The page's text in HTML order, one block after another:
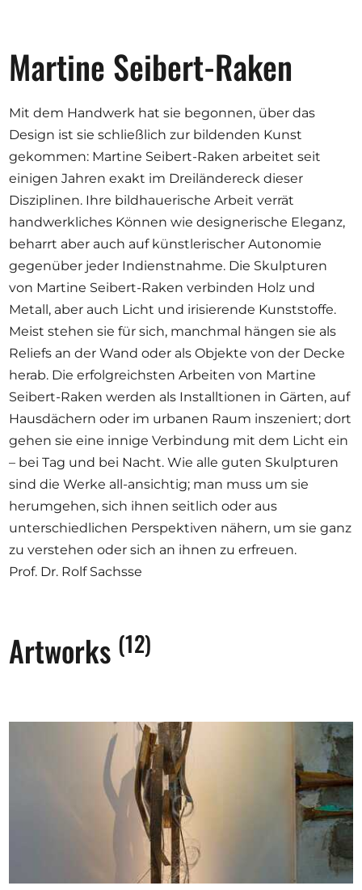
Become a member
Artists
About us
Donate
Help
Contact
Martine Seibert-Raken
Mit dem Handwerk hat sie begonnen, über das
Design ist sie schließlich zur bildenden Kunst
gekommen: Martine Seibert-Raken arbeitet seit
einigen Jahren exakt im Dreiländereck dieser
Disziplinen. Ihre bildhauerische Arbeit verrät
handwerkliches Können wie designerische Eleganz,
beharrt aber auch auf künstlerischer Autonomie
gegenüber jeder Indienstnahme. Die Skulpturen
von Martine Seibert-Raken verbinden Holz und
Metall, aber auch Licht und irisierende Kunststoffe.
Meist stehen sie für sich, manchmal hängen sie als
Reliefs an der Wand oder als Objekte von der Decke
herab. Die erfolgreichsten Arbeiten von Martine
Seibert-Raken werden als Installtionen in Gärten, auf
Hausdächern oder im urbanen Raum inszeniert; dort
gehen sie eine innige Verbindung mit dem Licht ein
– bei Tag und bei Nacht. Wie alle guten Skulpturen
sind die Werke all-ansichtig; man muss um sie
herumgehen, sich ihnen seitlich oder aus
unterschiedlichen Perspektiven nähern, um sie ganz
zu verstehen oder sich an ihnen zu erfreuen.
Prof. Dr. Rolf Sachsse
Artworks (12)